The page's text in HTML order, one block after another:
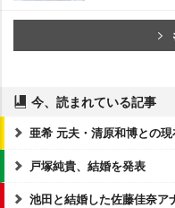
今、読まれている記事
亜希 元夫・清原和博との
戸塚純貴、結婚を発表
池田と結婚した佐藤佳奈